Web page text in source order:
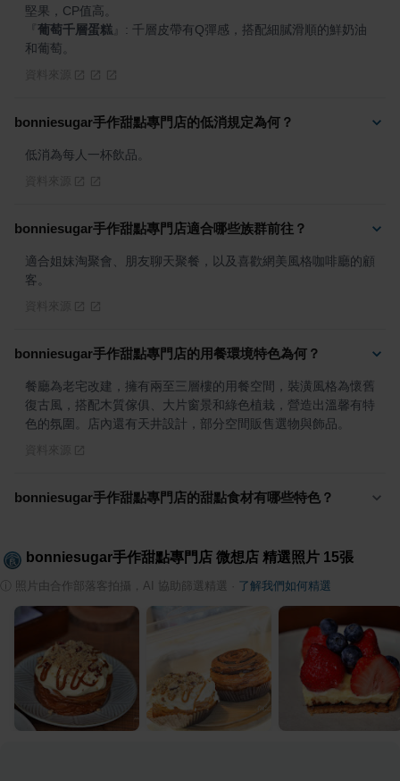
葡萄千層蛋糕
: 千層皮帶有Q彈感，搭配細膩滑順的鮮奶油
和葡萄。
bonniesugar手作甜點專門店的低消規定為何？
低消為每人一杯飲品。
bonniesugar手作甜點專門店適合哪些族群前往？
適合姐妹淘聚會、朋友聊天聚餐，以及喜歡網美風格咖啡廳的顧
客。
bonniesugar手作甜點專門店的用餐環境特色為何？
餐廳為老宅改建，擁有兩至三層樓的用餐空間，裝潢風格為懷舊
復古風，搭配木質傢俱、大片窗景和綠色植栽，營造出溫馨有特
色的氛圍。店內還有天井設計，部分空間販售選物與飾品。
bonniesugar手作甜點專門店的甜點食材有哪些特色？
bonniesugar手作甜點專門店 微想店 精選照片 15張
照片由合作部落客拍攝，AI 協助篩選精選 了解我們如何精選